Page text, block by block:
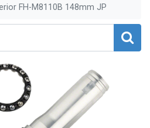
FH-M8110B 148mm JP